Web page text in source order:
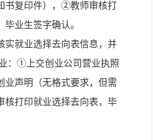
书复印件），②教师审核打
毕业生签字确认。
实就业选择去向表信息，并
：①上交创业公司营业执照
业声明（无格式要求，但需
打印就业选择去向表，毕